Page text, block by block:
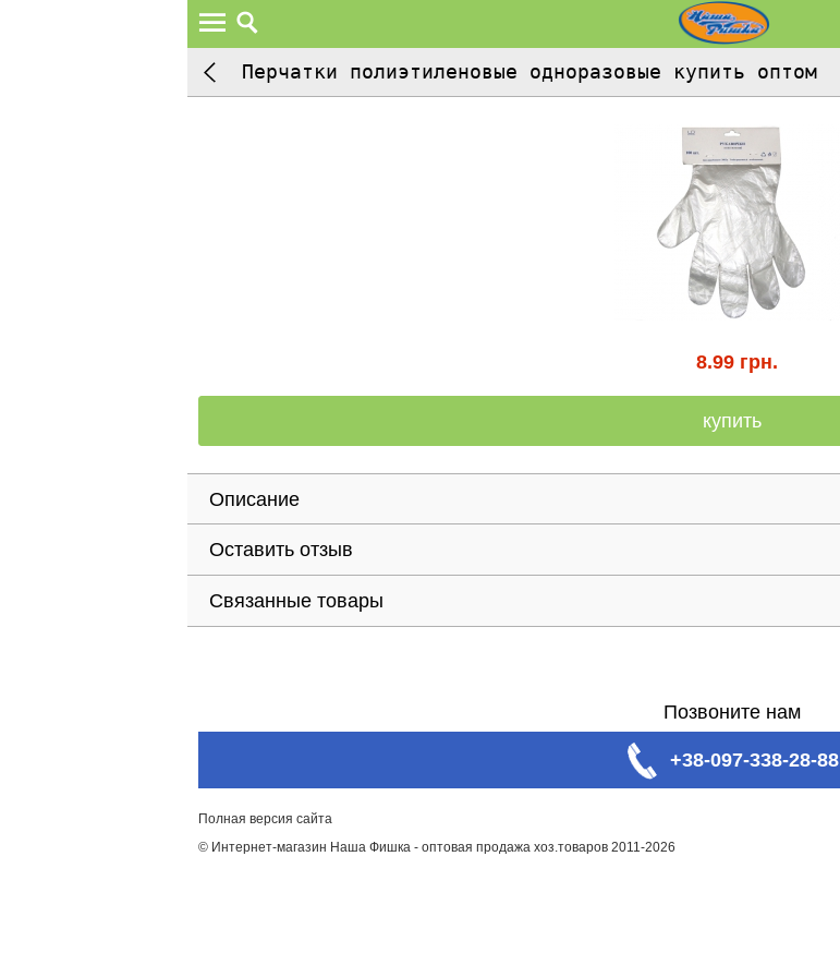
Перчатки полиэтиленовые одноразовые купить оптом
8.99 грн.
купить
Описание
Оставить отзыв
Связанные товары
Позвоните нам
+38-097-338-28-88
Полная версия сайта
© Интернет-магазин Наша Фишка - оптовая продажа хоз.товаров 2011-2026